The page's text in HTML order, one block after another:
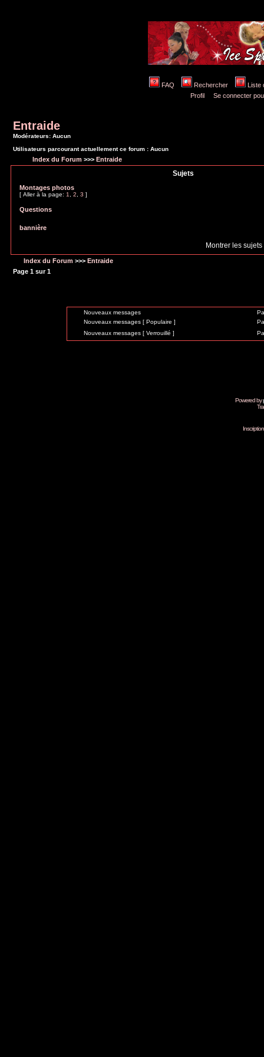
FAQ Rechercher
Liste
Profil
Se connecter
Entraide
Modérateurs: Aucun
Utilisateurs parcourant actuellement ce forum : Aucun
Index du Forum >>> Entraide
Sujets
Montages photos
[ Aller à la page: 1 2 3 ]
Questions
bannière
Montrer les
Index du Forum >>> Entraide
Page 1 sur1
Nouveaux messages
Nouveaux messages [ Populaire ]
Nouveaux messages [ Verrouillé ]
Powered by